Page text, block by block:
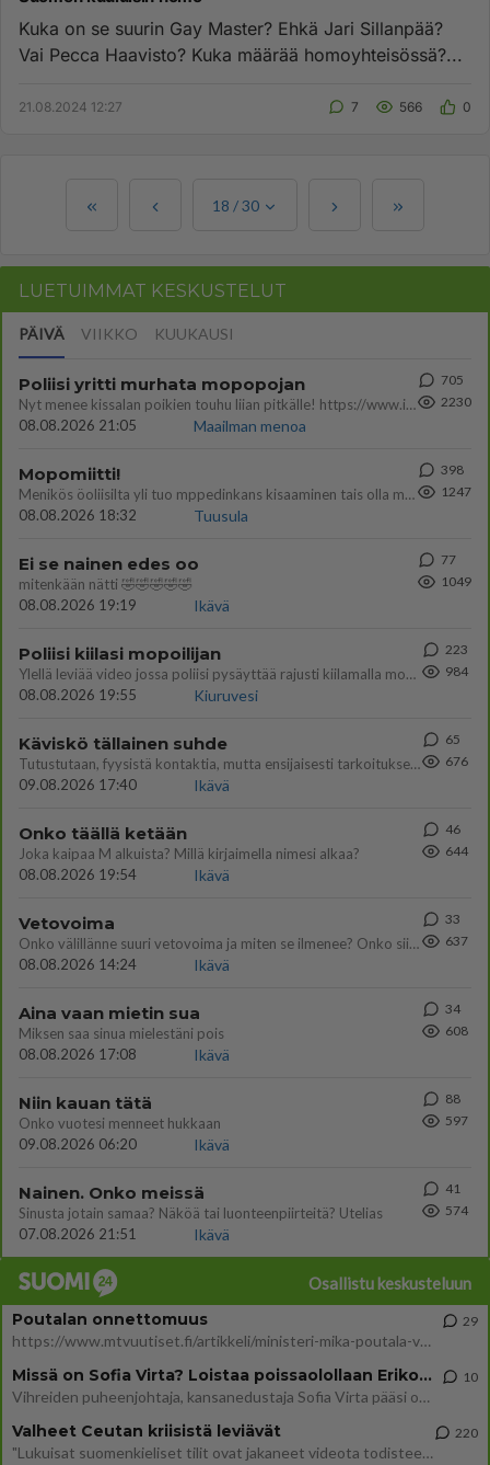
Kuka on se suurin Gay Master? Ehkä Jari Sillanpää?
Vai Pecca Haavisto? Kuka määrää homoyhteisössä?...
21.08.2024 12:27 7 566 0
18 /30
LUETUIMMAT KESKUSTELUT
PÄIVÄ VIIKKO KUUKAUSI
Poliisi yritti murhata mopopojan
Nyt menee kissalan poikien touhu liian pitkälle! https://www.is.fi/kotimaa/art-2000012193221.html Karu video mopomiiti
08.08.2026 21:05
Maailman menoa
705
2230
Mopomiitti!
Menikös öoliisilta yli tuo mppedinkans kisaaminen tais olla melkoinen riski vahigoittaa tarpeettomasti jopa kuolla tuoss
08.08.2026 18:32
Tuusula
398
1247
Ei se nainen edes oo
mitenkään nätti 🤣🤣🤣🤣🤣
08.08.2026 19:19
Ikävä
77
1049
Poliisi kiilasi mopoilijan
Ylellä leviää video jossa poliisi pysäyttää rajusti kiilamalla mopo pojan. Toivottavasti poliisi ottaa tuosta mallia myö
08.08.2026 19:55
Kiuruvesi
223
984
Käviskö tällainen suhde
Tutustutaan, fyysistä kontaktia, mutta ensijaisesti tarkoituksena ei ole aloittaa mitään virallista tai rikkoa mitään? E
09.08.2026 17:40
Ikävä
65
676
Onko täällä ketään
Joka kaipaa M alkuista? Millä kirjaimella nimesi alkaa?
08.08.2026 19:54
Ikävä
46
644
Vetovoima
Onko välillänne suuri vetovoima ja miten se ilmenee? Onko siitä haittaa?
08.08.2026 14:24
Ikävä
33
637
Aina vaan mietin sua
Miksen saa sinua mielestäni pois
08.08.2026 17:08
Ikävä
34
608
Niin kauan tätä
Onko vuotesi menneet hukkaan
09.08.2026 06:20
Ikävä
88
597
Nainen. Onko meissä
Sinusta jotain samaa? Näköä tai luonteenpiirteitä? Utelias
07.08.2026 21:51
Ikävä
41
574
Osallistu keskusteluun
Poutalan onnettomuus
https://www.mtvuutiset.fi/artikkeli/ministeri-mika-poutala-vakavassa-onnettomuudessa/9375980 Kumma kun jutussa ei manit
29
Missä on Sofia Virta? Loistaa poissaolollaan Erikoisjoukot uudelta kaudelta
Vihreiden puheenjohtaja, kansanedustaja Sofia Virta pääsi otsikoihin, kun tieto hänen osallistumisestaan Erikoisjoukot-k
10
Valheet Ceutan kriisistä leviävät
"Lukuisat suomenkieliset tilit ovat jakaneet videota todisteena siitä, että siirtolaisjoukot aiheuttavat edelleen Ceutas
220